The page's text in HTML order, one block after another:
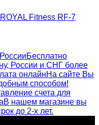
Fitness RF-7
Бесплатно
России и СНГ более
онлайнНа сайте Вы
способом!
счета для
В нашем магазине вы
до 2-х лет.